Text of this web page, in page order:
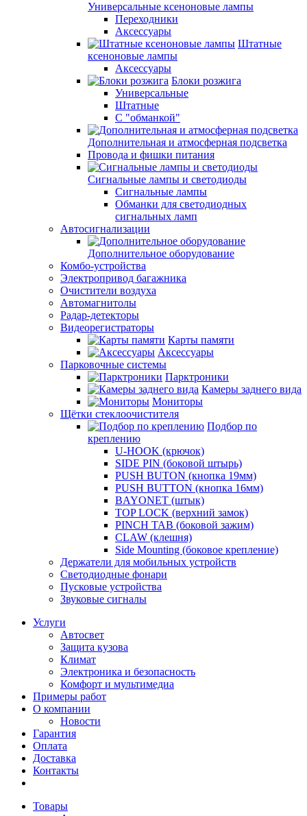
Универсальные ксеноновые лампы
Переходники
Аксессуары
Штатные
ксеноновые лампы
Аксессуары
Блоки розжига
Универсальные
Штатные
С "обманкой"
Дополнительная и атмосферная подсветка
Провода и фишки питания
Cигнальные лампы и светодиоды
Сигнальные лампы
Обманки для светодиодных
сигнальных ламп
Автосигнализации
Дополнительное оборудование
Комбо-устройства
Электропривод багажника
Очистители воздуха
Автомагнитолы
Радар-детекторы
Видеорегистраторы
Карты памяти
Аксессуары
Парковочные системы
Парктроники
Камеры заднего вида
Мониторы
Щётки стеклоочистителя
Подбор по
креплению
U-HOOK (крючок)
SIDE PIN (боковой штырь)
PUSH BUTON (кнопка 19мм)
PUSH BUTTON (кнопка 16мм)
BAYONET (штык)
TOP LOCK (верхний замок)
PINCH TAB (боковой зажим)
CLAW (клешня)
Side Mounting (боковое крепление)
Держатели для мобильных устройств
Светодиодные фонари
Пусковые устройства
Звуковые сигналы
Услуги
Автосвет
Защита кузова
Климат
Электроника и безопасность
Комфорт и мультимедиа
Примеры работ
О компании
Новости
Гарантия
Оплата
Доставка
Контакты
Товары